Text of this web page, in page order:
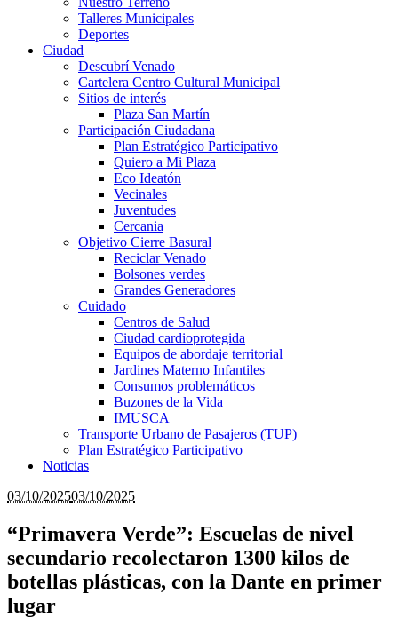
Talleres Municipales
Deportes
Ciudad
Descubrí Venado
Cartelera Centro Cultural Municipal
Sitios de interés
Plaza San Martín
Participación Ciudadana
Plan Estratégico Participativo
Quiero a Mi Plaza
Eco Ideatón
Vecinales
Juventudes
Cercania
Objetivo Cierre Basural
Reciclar Venado
Bolsones verdes
Grandes Generadores
Cuidado
Centros de Salud
Ciudad cardioprotegida
Equipos de abordaje territorial
Jardines Materno Infantiles
Consumos problemáticos
Buzones de la Vida
IMUSCA
Transporte Urbano de Pasajeros (TUP)
Plan Estratégico Participativo
Noticias
03/10/202503/10/2025
“Primavera Verde”: Escuelas de nivel
secundario recolectaron 1300 kilos de
botellas plásticas, con la Dante en primer
lugar